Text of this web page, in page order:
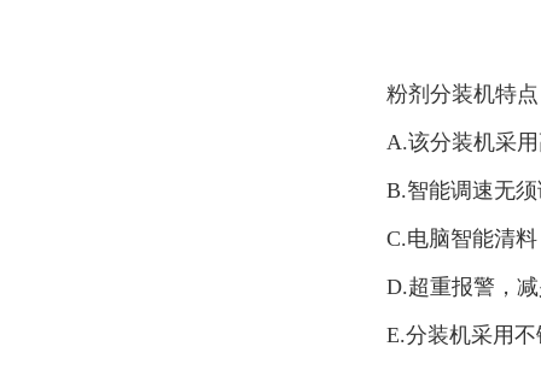
粉剂分装机特
A.该分装机采
B.智能调速无
C.电脑智能清
D.超重报警，
E.分装机采用